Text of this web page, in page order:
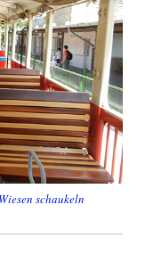
schaukeln